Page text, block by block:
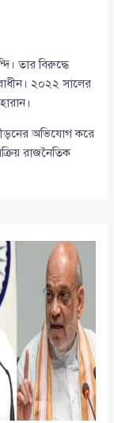
তার বিরুদ্ধে
২০২২ সালের
অভিযোগ করে
রাজনৈতিক